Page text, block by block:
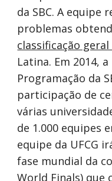
da SBC. A equipe
problemas
classificação
Latina. Em 2014,
Programação da
participação de
várias
de 1.000 equipes
equipe da UFCG
fase mundial da
World Finals) que